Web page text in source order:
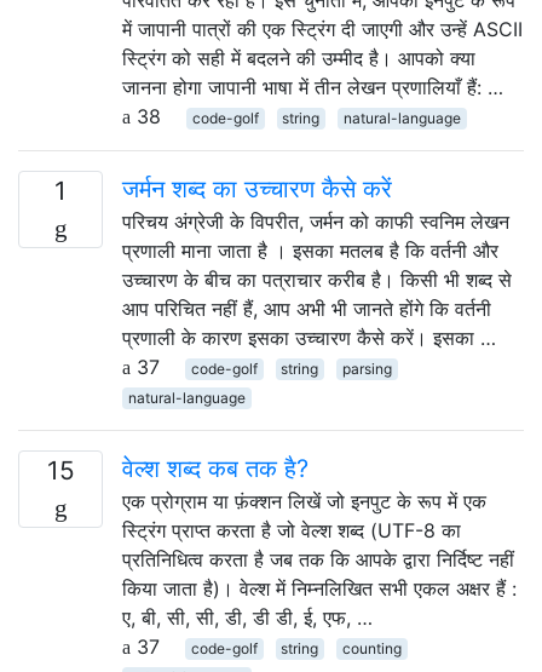
में जापानी पात्रों की एक स्ट्रिंग दी जाएगी और उन्हें ASCII
स्ट्रिंग को सही में बदलने की उम्मीद है। आपको क्या
जानना होगा जापानी भाषा में तीन लेखन प्रणालियाँ हैं: …
38
code-golf string natural-language
1 जर्मन शब्द का उच्चारण कैसे करें
परिचय अंग्रेजी के विपरीत, जर्मन को काफी स्वनिम लेखन
प्रणाली माना जाता है । इसका मतलब है कि वर्तनी और
उच्चारण के बीच का पत्राचार करीब है। किसी भी शब्द से
आप परिचित नहीं हैं, आप अभी भी जानते होंगे कि वर्तनी
प्रणाली के कारण इसका उच्चारण कैसे करें। इसका …
37
code-golf string
parsing
natural-language
15 वेल्श शब्द कब तक है?
एक प्रोग्राम या फ़ंक्शन लिखें जो इनपुट के रूप में एक
स्ट्रिंग प्राप्त करता है जो वेल्श शब्द (UTF-8 का
प्रतिनिधित्व करता है जब तक कि आपके द्वारा निर्दिष्ट नहीं
किया जाता है)। वेल्श में निम्नलिखित सभी एकल अक्षर हैं :
ए, बी, सी, सी, डी, डी डी, ई, एफ, …
37
code-golf string
counting